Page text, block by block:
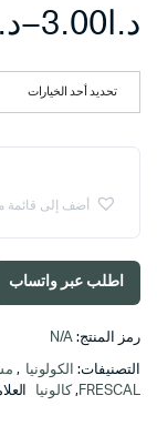
– د.ا3.00
تحديد أحد الخيارات
أضف إلى قائمة
اطلب عبر واتساب
رمز المنتج: N/A
التصنيفات: الكولونيا ,
FRESCAL
, كالونيا